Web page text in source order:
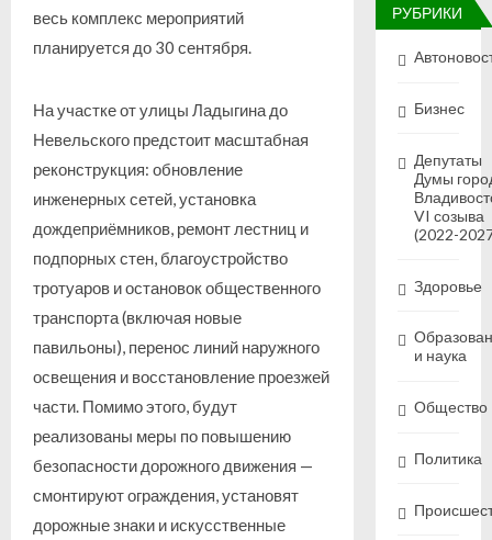
весь комплекс мероприятий
планируется до 30 сентября.
На участке от улицы Ладыгина до
Невельского предстоит масштабная
реконструкция: обновление
инженерных сетей, установка
дождеприёмников, ремонт лестниц и
подпорных стен, благоустройство
тротуаров и остановок общественного
транспорта (включая новые
павильоны), перенос линий наружного
освещения и восстановление проезжей
части. Помимо этого, будут
реализованы меры по повышению
безопасности дорожного движения —
смонтируют ограждения, установят
дорожные знаки и искусственные
РУБРИКИ
Бизнес
Депутаты
Думы
VI созыва
(2022-
Здоровье
и наука
Общество
Политика